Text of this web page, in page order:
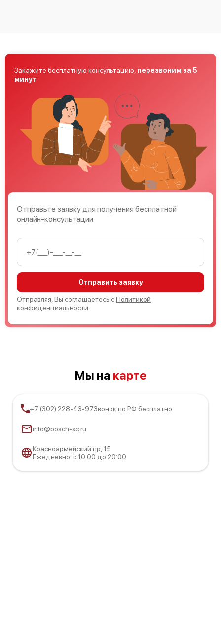
Bosch Serie 6 SMV 65X00
Bosch Serie 2 SPV25DX20R
Bosch Serie 2 SPV25DX90R
Bosch Serie 4 SPV 40E60
Bosch Serie 4 SPV45DX30R
Отправьте заявку для получения бесплатной
онлайн-консультации
Отправить заявку
Отправляя, Вы соглашаетесь сПолитикой
конфиденциальности
Закажите бесплатную консультацию, перезвоним за 5
минут
Мы на карте
+7 (302) 228-43-97Звонок по РФ бесплатно
info@bosch-sc.ru
Красноармейский пр, 15
Ежедневно, с 10:00 до 20:00